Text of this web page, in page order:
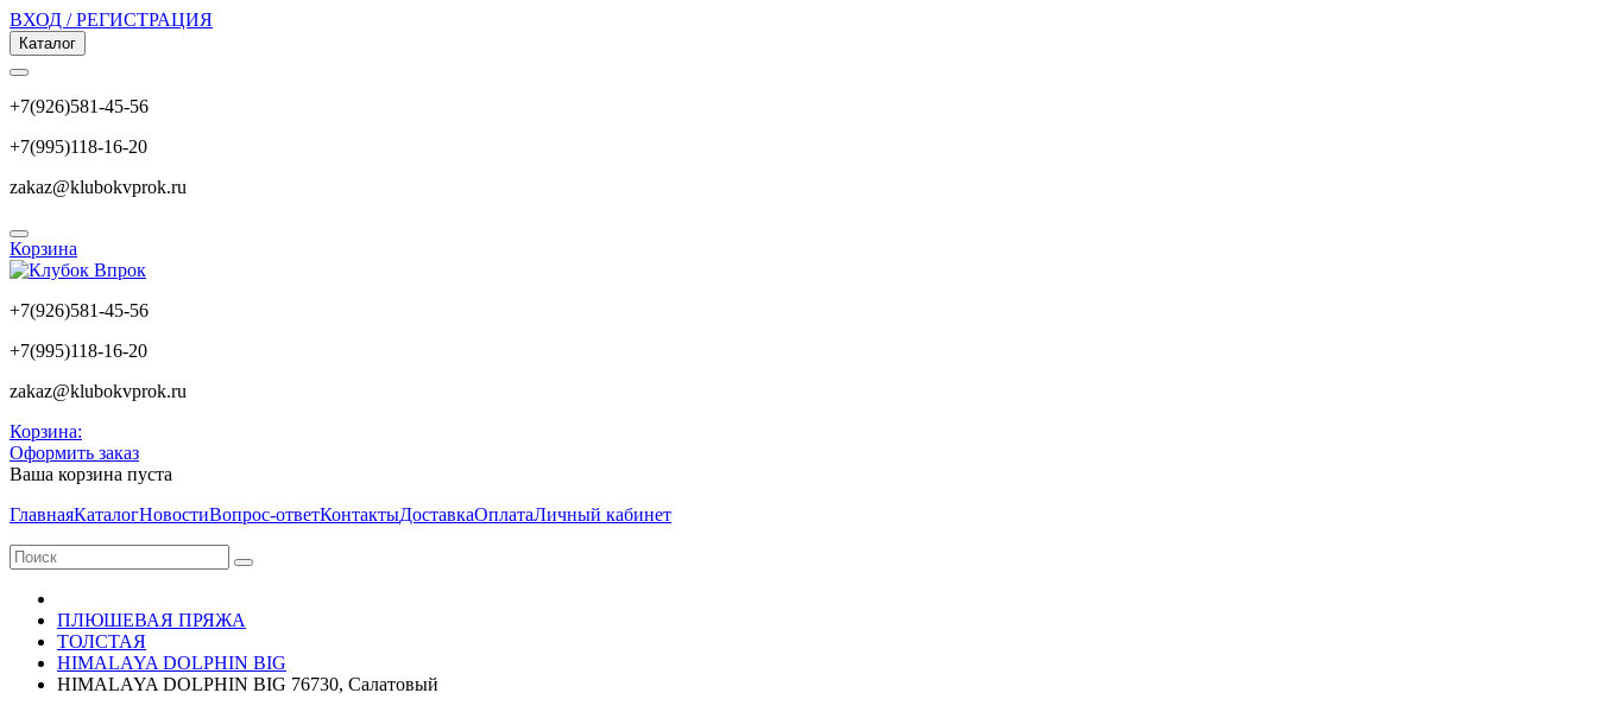
ВХОД / РЕГИСТРАЦИЯ
Каталог
+7(926)581-45-56
+7(995)118-16-20
zakaz@klubokvprok.ru
Корзина
+7(926)581-45-56
+7(995)118-16-20
zakaz@klubokvprok.ru
Корзина:
Оформить заказ
Ваша корзина пуста
ГлавнаяКаталогНовостиВопрос-ответКонтактыДоставкаОплатаЛичный кабинет
ПЛЮШЕВАЯ ПРЯЖА
ТОЛСТАЯ
HIMALAYA DOLPHIN BIG
HIMALAYA DOLPHIN BIG 76730, Салатовый